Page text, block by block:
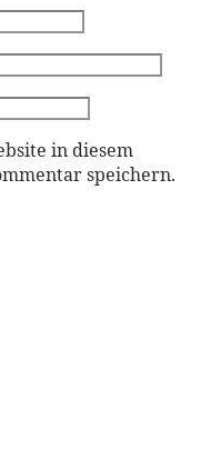
in diesem
speichern.